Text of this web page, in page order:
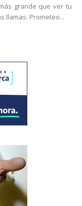
grande que ver tu
llamas. Prometeo...